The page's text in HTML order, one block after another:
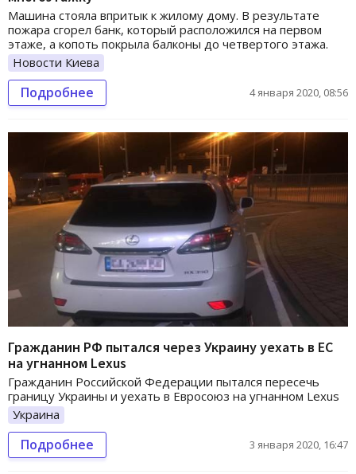
Машина стояла впритык к жилому дому. В результате
пожара сгорел банк, который расположился на первом
этаже, а копоть покрыла балконы до четвертого этажа.
Новости Киева
Подробнее 4 января 2020, 08:56
Гражданин РФ пытался через Украину уехать в ЕС
на угнанном Lexus
Гражданин Российской Федерации пытался пересечь
границу Украины и уехать в Евросоюз на угнанном Lexus
Украина
Подробнее 3 января 2020, 16:47